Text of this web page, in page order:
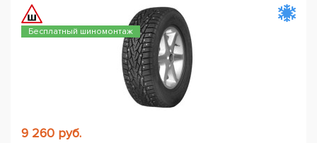
Бесплатный шиномонтаж
9 260 руб.